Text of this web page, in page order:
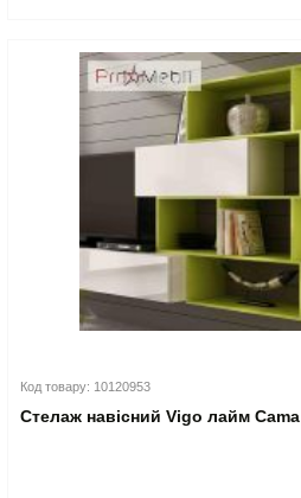
Код товару: 10120953
Стелаж навісний Vigo лайм Cama